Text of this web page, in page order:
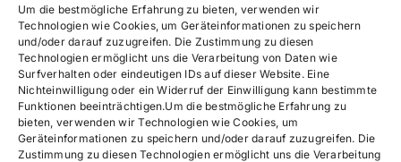
Um die bestmögliche Erfahrung zu bieten, verwenden wir
Technologien wie Cookies, um Geräteinformationen zu speichern
und/oder darauf zuzugreifen. Die Zustimmung zu diesen
Technologien ermöglicht uns die Verarbeitung von Daten wie
Surfverhalten oder eindeutigen IDs auf dieser Website. Eine
Nichteinwilligung oder ein Widerruf der Einwilligung kann bestimmte
Funktionen beeinträchtigen.Um die bestmögliche Erfahrung zu
bieten, verwenden wir Technologien wie Cookies, um
Geräteinformationen zu speichern und/oder darauf zuzugreifen. Die
Zustimmung zu diesen Technologien ermöglicht uns die Verarbeitung
Das Tagebuch aus Deutschland
Über die Autorin